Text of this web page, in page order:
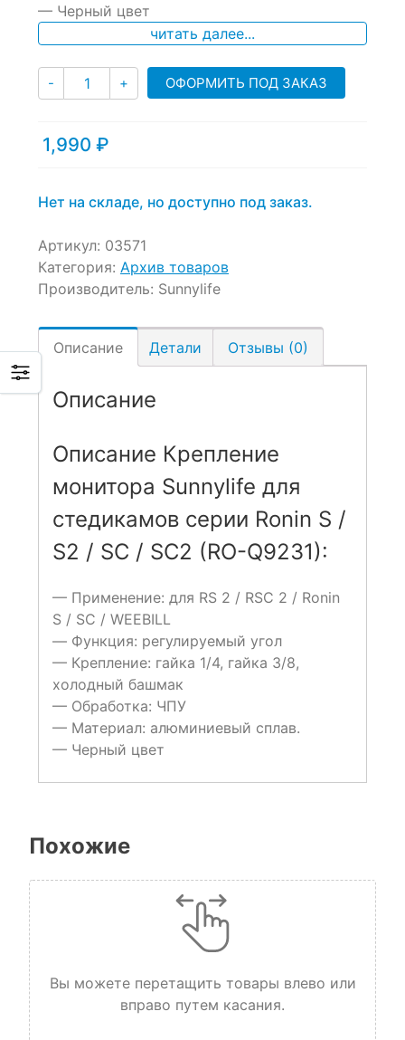
— Черный цвет
читать далее...
- Количество
+ ОФОРМИТЬ ПОД ЗАКАЗ
1,990 ₽
Нет на складе, но доступно под заказ.
Артикул: 03571
Категория: Архив товаров
Производитель: Sunnylife
Описание Детали Отзывы (0)
Описание
Описание Крепление
монитора Sunnylife для
стедикамов серии Ronin S /
S2 / SC / SC2 (RO-Q9231):
— Применение: для RS 2 / RSC 2 / Ronin
S / SC / WEEBILL
— Функция: регулируемый угол
— Крепление: гайка 1/4, гайка 3/8,
холодный башмак
— Обработка: ЧПУ
— Материал: алюминиевый сплав.
— Черный цвет
Похожие
Вы можете перетащить товары влево или
вправо путем касания.